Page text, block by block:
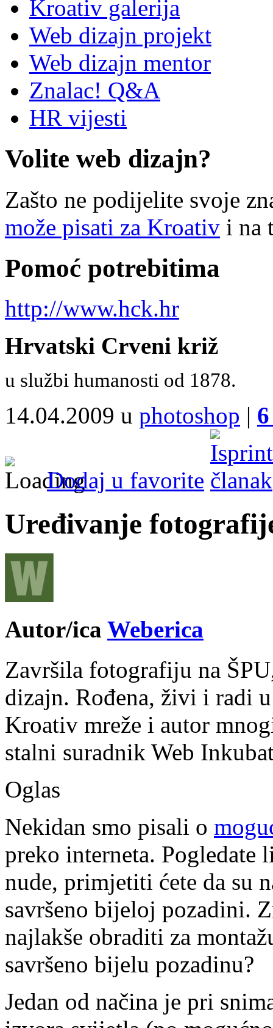
Kroativ galerija
Web dizajn projekt
Web dizajn mentor
Znalac! Q&A
HR vijesti
Volite web dizajn?
Zašto ne podijelite svoje
može pisati za Kroativ i na
Pomoć potrebitima
http://www.hck.hr
Hrvatski Crveni križ
u službi humanosti od 1878.
14.04.2009 u photoshop | 6
Dodaj u favorite
Uređivanje
Autor/ica Weberica
Završila fotografiju na
dizajn. Rođena, živi i radi
Kroativ mreže i autor
stalni suradnik Web
Oglas
Nekidan smo pisali o
preko interneta.
nude, primjetiti ćete da su
savršeno bijeloj pozadini.
najlakše obraditi za
savršeno bijelu pozadinu?
Jedan od načina je pri